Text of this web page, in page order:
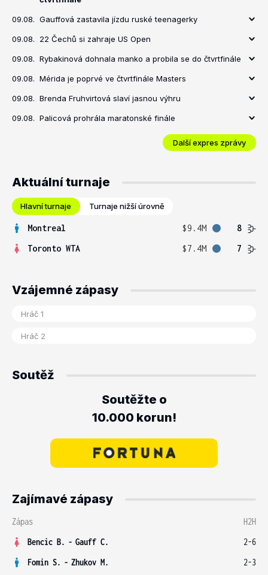
09.08. Gauffová zastavila jízdu ruské teenagerky
09.08. 22 Čechů si zahraje US Open
09.08. Rybakinová dohnala manko a probila se do čtvrtfinále
09.08. Mérida je poprvé ve čtvrtfinále Masters
09.08. Brenda Fruhvirtová slaví jasnou výhru
09.08. Palicová prohrála maratonské finále
Další expres zprávy
Aktuální turnaje
Hlavní turnaje Turnaje nižší úrovně
Montreal $9.4M
8
Toronto WTA
$7.4M 7
Vzájemné zápasy
Soutěž
Soutěžte o
10.000 korun!
Zajímavé zápasy
Zápas
H2H
Bencic B. - Gauff C.
2-6
Fomin S. - Zhukov M.
2-3